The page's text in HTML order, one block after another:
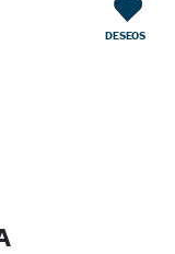
DESEOS